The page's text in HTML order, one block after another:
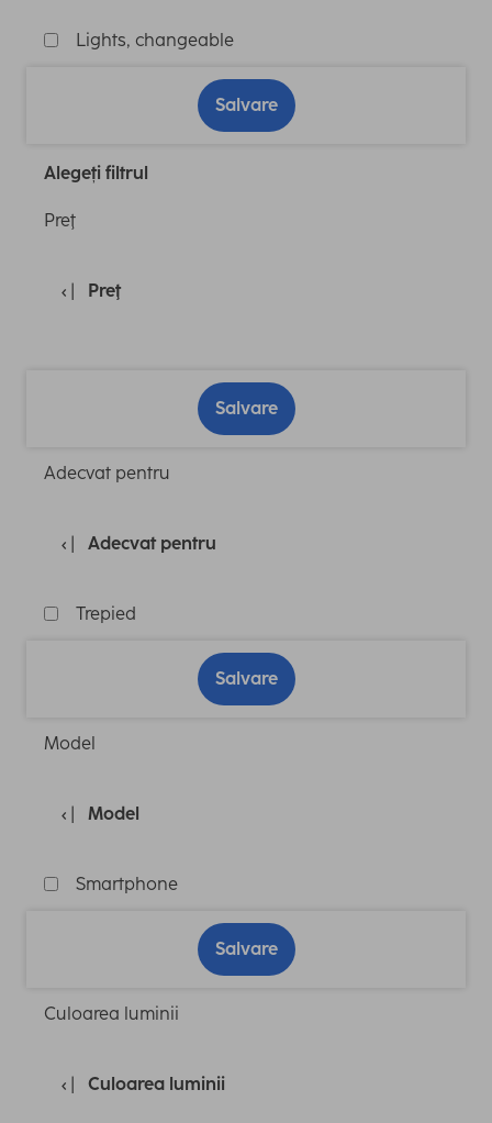
Lights, changeable
Salvare
Alegeți filtrul
Preţ
Preţ
Salvare
Adecvat pentru
Adecvat pentru
Trepied
Salvare
Model
Model
Smartphone
Salvare
Culoarea luminii
Culoarea luminii